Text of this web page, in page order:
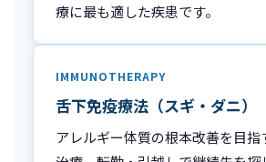
療に最も適した疾患です。
IMMUNOTHERAPY
舌下免疫療法（スギ・ダニ）
アレルギー体質の根本改善を目指